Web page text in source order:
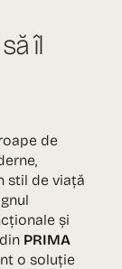
îl
de
stil de viață
și
PRIMA
o soluție